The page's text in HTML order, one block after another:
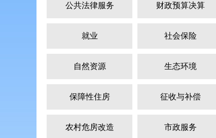
公共法律服务 财政预算决算
就业 社会保险
自然资源 生态环境
保障性住房 征收与补偿
农村危房改造 市政服务